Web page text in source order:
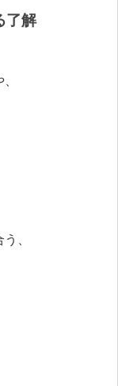
了解
、